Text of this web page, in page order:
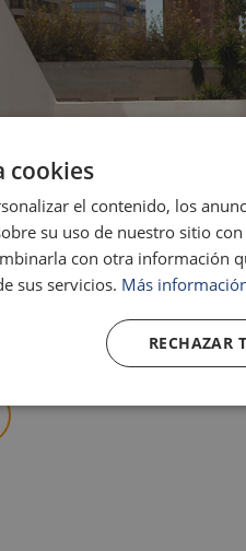
cookies
el contenido, los
su uso de nuestro sitio
con otra información
sus servicios. Más
RECHAZAR